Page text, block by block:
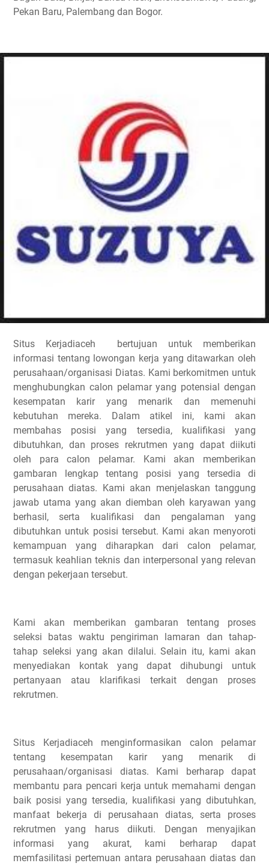
Pekan Baru, Palembang dan Bogor.
Situs Kerjadiaceh bertujuan untuk memberikan
informasi tentang lowongan kerja yang ditawarkan oleh
perusahaan/organisasi Diatas. Kami berkomitmen untuk
menghubungkan calon pelamar yang potensial dengan
kesempatan karir yang menarik dan memenuhi
kebutuhan mereka. Dalam atikel ini, kami akan
membahas posisi yang tersedia, kualifikasi yang
dibutuhkan, dan proses rekrutmen yang dapat diikuti
oleh para calon pelamar. Kami akan memberikan
gambaran lengkap tentang posisi yang tersedia di
perusahaan diatas. Kami akan menjelaskan tanggung
jawab utama yang akan diemban oleh karyawan yang
berhasil, serta kualifikasi dan pengalaman yang
dibutuhkan untuk posisi tersebut. Kami akan menyoroti
kemampuan yang diharapkan dari calon pelamar,
termasuk keahlian teknis dan interpersonal yang relevan
dengan pekerjaan tersebut.
Kami akan memberikan gambaran tentang proses
seleksi batas waktu pengiriman lamaran dan tahap-
tahap seleksi yang akan dilalui. Selain itu, kami akan
menyediakan kontak yang dapat dihubungi untuk
pertanyaan atau klarifikasi terkait dengan proses
rekrutmen.
Situs Kerjadiaceh menginformasikan calon pelamar
tentang kesempatan karir yang menarik di
perusahaan/organisasi diatas. Kami berharap dapat
membantu para pencari kerja untuk memahami dengan
baik posisi yang tersedia, kualifikasi yang dibutuhkan,
manfaat bekerja di perusahaan diatas, serta proses
rekrutmen yang harus diikuti. Dengan menyajikan
informasi yang akurat, kami berharap dapat
memfasilitasi pertemuan antara perusahaan diatas dan